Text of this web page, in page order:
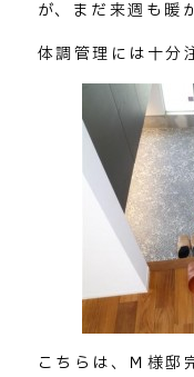
が、まだ来週も暖
体調管理には十分
こちらは、Ｍ様邸